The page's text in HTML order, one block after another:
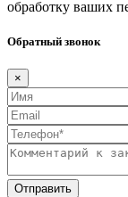
обработку ваших
Обратный звонок
×
Отправить